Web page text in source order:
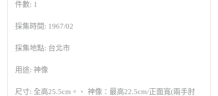
件數: 1
採集時間: 1967/02
採集地點: 台北市
用途: 神像
尺寸: 全高25.5cm。、 神像：最高22.5cm/正面寬(兩手肘